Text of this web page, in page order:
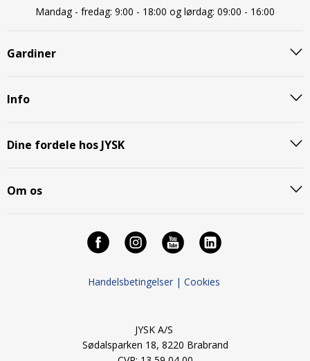
Mandag - fredag: 9:00 - 18:00 og lørdag: 09:00 - 16:00
Gardiner
Info
Dine fordele hos JYSK
Om os
Handelsbetingelser | Cookies
JYSK A/S
Sødalsparken 18, 8220 Brabrand